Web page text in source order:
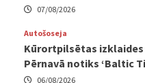
07/08/2026
Autošoseja
Kūrortpilsētas
Pērnavā notiks ‘Baltic
06/08/2026